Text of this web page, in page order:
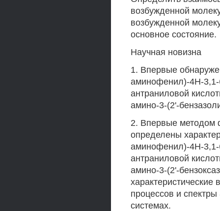
возбужденной
возбужденной
основное состояние.
Научная новизна
1. Впервые
аминофенил)-4Н-3,1-
антраниловой
амино-3-(2'-
2. Впервые методом
определены
аминофенил)-4Н-3,1-
антраниловой
амино-3-(2'-
процессов и
системах.